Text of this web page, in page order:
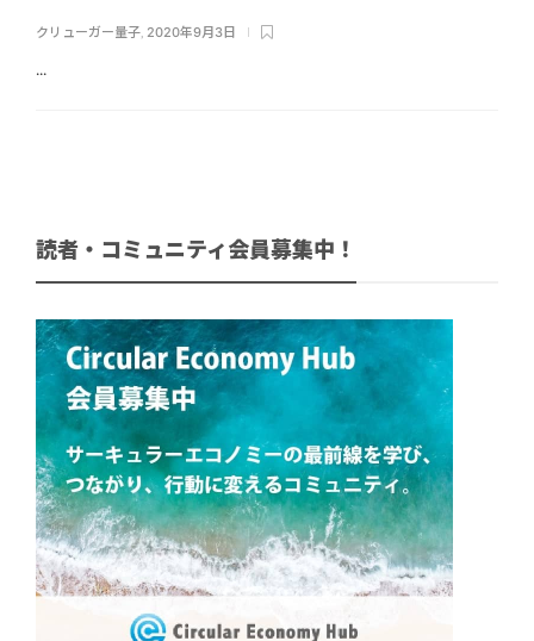
クリューガー量子 2020年9月3日
...
読者・コミュニティ会員募集中！